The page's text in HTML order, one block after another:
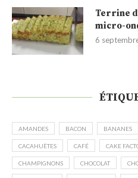
Terrine
micro-
6
AMANDES BACON BANANES
CACAHUÈTES CAFÉ CAKE
CHAMPIGNONS CHOCOLAT